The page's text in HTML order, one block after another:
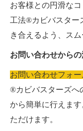
お客様との円滑な
工法®カビバスター
き合えるよう、ス
お問い合わせから
お問い合わせフォ
®カビバスターズへ
から簡単に行えま
ただけます。